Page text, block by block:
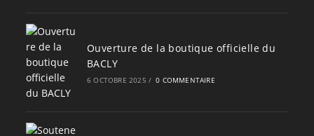
Ouverture de la boutique officielle du
BACLY
6 OCTOBRE 2025 / 0 COMMENTAIRE